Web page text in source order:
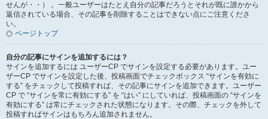
せんが・・） 。一般ユーザーはたとえ自分の記事だろうとそれが既に誰かから
返信されている場合、その記事を削除することはできない点にご注意くださ
い。
ページトップ
自分の記事にサインを追加するには？
サインを追加するには ユーザーCP でサインを設定する必要があります。ユー
ザーCP でサインを設定した後、投稿画面でチェックボックス “サインを有効に
する” をチェックして投稿すれば、その記事にサインを追加できます。ユーザー
CP で “サインを常に有効にする” を “はい” にしていれば、投稿画面の “サインを
有効にする” は常にチェックされた状態になります。その際、チェックを外して
投稿すればサインはもちろん追加されません。